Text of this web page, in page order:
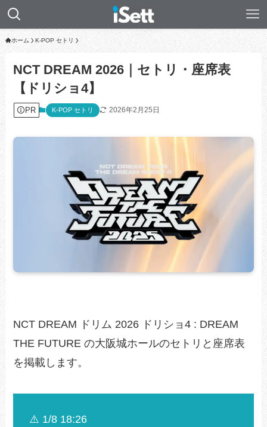
ホーム K-POP セトリ
NCT DREAM 2026｜セトリ・座席表
【ドリショ4】
PR K-POP セトリ 2026年2月25日
NCT DREAM ドリム 2026 ドリショ4 : DREAM
THE FUTURE の大阪城ホールのセトリと座席表
を掲載します。
⚠️ 1/8 18:26